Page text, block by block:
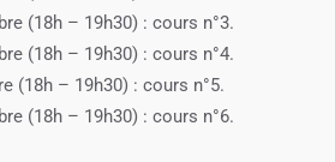
(18h – 19h30) : cours n°3.
(18h – 19h30) : cours n°4.
(18h – 19h30) : cours n°5.
(18h – 19h30) : cours n°6.